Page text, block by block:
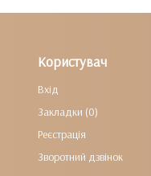
Користувач
Вхід
Закладки (0)
Реєстрація
Зворотний дзвінок